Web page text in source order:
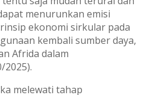
menurunkan emisi
ekonomi sirkular pada
kembali sumber daya,
Afrida dalam
2025).
melewati tahap